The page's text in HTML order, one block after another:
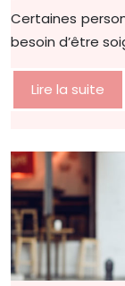
Certaines
besoin d’être
Lire la suite